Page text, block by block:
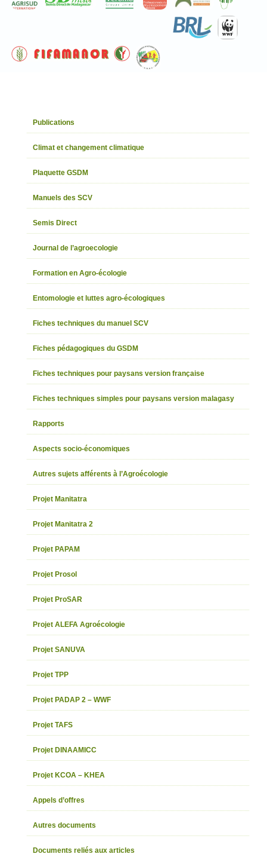
Publications
Climat et changement climatique
Plaquette GSDM
Manuels des SCV
Semis Direct
Journal de l’agroecologie
Formation en Agro-écologie
Entomologie et luttes agro-écologiques
Fiches techniques du manuel SCV
Fiches pédagogiques du GSDM
Fiches techniques pour paysans version française
Fiches techniques simples pour paysans version malagasy
Rapports
Aspects socio-économiques
Autres sujets afférents à l’Agroécologie
Projet Manitatra
Projet Manitatra 2
Projet PAPAM
Projet Prosol
Projet ProSAR
Projet ALEFA Agroécologie
Projet SANUVA
Projet TPP
Projet PADAP 2 – WWF
Projet TAFS
Projet DINAAMICC
Projet KCOA – KHEA
Appels d’offres
Autres documents
Documents reliés aux articles